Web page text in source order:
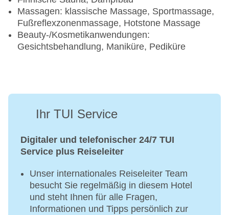
während deines Urlaubs Mexikos lokale Küche
zusätzlich zu genießen.
Dieses Angebot gilt für Reisen mit Hinreise ab dem
1. Mai 2026.
Massagen: klassische Massage, Sportmassage,
Fußreflexzonenmassage, Hotstone Massage
Beauty-/Kosmetikanwendungen:
Gesichtsbehandlung, Maniküre, Pediküre
Ihr TUI Service
Digitaler und telefonischer 24/7 TUI
Service plus Reiseleiter
Unser internationales Reiseleiter Team
besucht Sie regelmäßig in diesem Hotel
und steht Ihnen für alle Fragen,
Informationen und Tipps persönlich zur